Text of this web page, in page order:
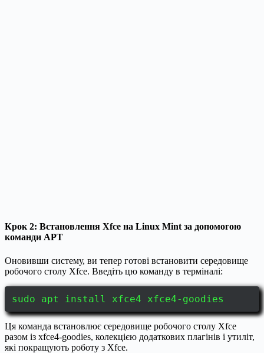
Крок 2: Встановлення Xfce на Linux Mint за допомогою
команди APT
Оновивши систему, ви тепер готові встановити середовище
робочого столу Xfce. Введіть цю команду в терміналі:
sudo apt install xfce4 xfce4-goodies
Ця команда встановлює середовище робочого столу Xfce
разом із xfce4-goodies, колекцією додаткових плагінів і утиліт,
які покращують роботу з Xfce.